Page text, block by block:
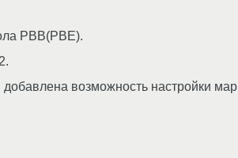
PBB(PBE).
возможность настройки